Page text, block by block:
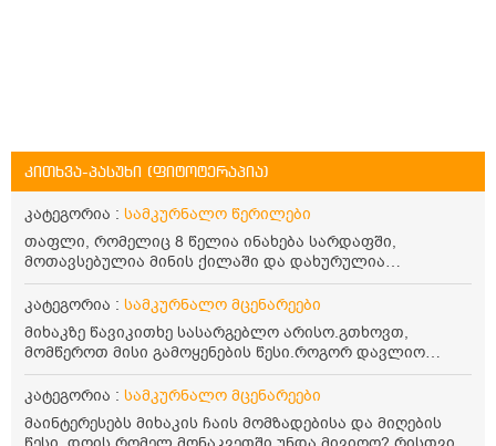
კითხვა-პასუხი (ფიტოტერაპია)
კატეგორია : სამკურნალო წერილები
თაფლი, რომელიც 8 წელია ინახება სარდაფში,
მოთავსებულია მინის ქილაში და დახურულია
პლასტმასის სახურავით. ექნება თუ არა შენარჩუნებული
სასარგებლო თვისებები და შეიძლება თუ არა მისი
მირთმევა? გმადლობთ.
კატეგორია : სამკურნალო მცენარეები
მიხაკზე წავიკითხე სასარგებლო არისო.გთხოვთ,
მომწეროთ მისი გამოყენების წესი.როგორ დავლიო
მიხაკის ჩაი. ასევე მაინტერესებს ლეიკოციტები მაქვს
ოდნავ დაბალი და წავიკითხე ლეიკოციტების დონეს
მაღლა წევსო და ასეა?
კატეგორია : სამკურნალო მცენარეები
მაინტერესებს მიხაკის ჩაის მომზადებისა და მიღების